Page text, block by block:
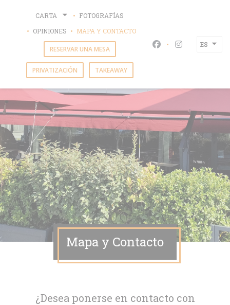
CARTA
FOTOGRAFÍAS
OPINIONES
MAPA Y CONTACTO
RESERVAR UNA MESA
PRIVATIZACIÓN TAKEAWAY
Facebook ((abre
Instagram
ES
Mapa y Contacto
¿Desea ponerse en contacto con